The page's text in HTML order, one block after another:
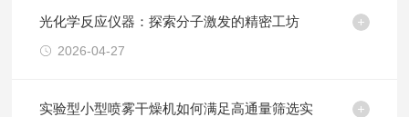
光化学反应仪器：探索分子激发的精密工坊
2026-04-27
实验型小型喷雾干燥机如何满足高通量筛选实